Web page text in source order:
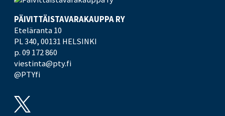
PÄIVITTÄISTAVARA­KAUPPA RY
Eteläranta 10
PL 340,00131 HELSINKI
p. 09 172 860
viestinta@pty.fi
@PTYfi